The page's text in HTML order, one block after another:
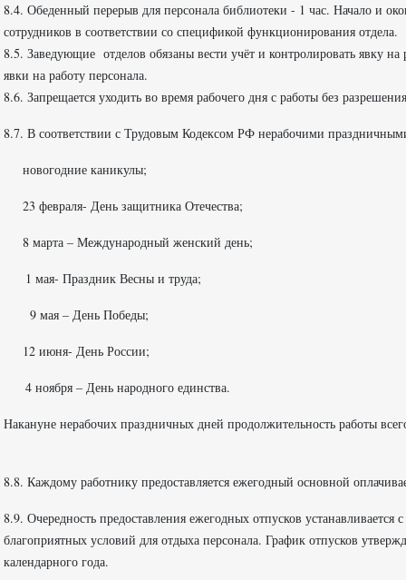
8.4. Обеденный перерыв для персонала библиотеки - 1 час. Начало и
сотрудников в соответствии со спецификой функционирования отдела.
8.5. Заведующие отделов обязаны вести учёт и контролировать явку на
явки на работу персонала.
8.6. Запрещается уходить во время рабочего дня с работы без
8.7. В соответствии с Трудовым Кодексом РФ нерабочими
новогодние каникулы;
23 февраля- День защитника Отечества;
8 марта – Международный женский день;
1 мая- Праздник Весны и труда;
9 мая – День Победы;
12 июня- День России;
4 ноября – День народного единства.
Накануне нерабочих праздничных дней продолжительность работы
8.8. Каждому работнику предоставляется ежегодный основной
8.9. Очередность предоставления ежегодных отпусков
благоприятных условий для отдыха персонала. График отпусков
календарного года.